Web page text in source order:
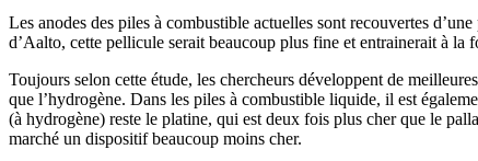
Les anodes des piles à combustible actuelles sont recouvertes
d’Aalto, cette pellicule serait beaucoup plus fine et entrainerait à
Toujours selon cette étude, les chercheurs développent de
que l’hydrogène. Dans les piles à combustible liquide, il est
(à hydrogène) reste le platine, qui est deux fois plus cher que le
marché un dispositif beaucoup moins cher.